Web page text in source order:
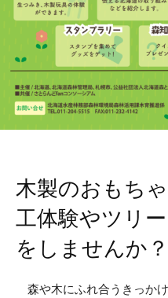
木製のおもち
工体験やツリ
をしませんか？
森や木にふれ合うきっか